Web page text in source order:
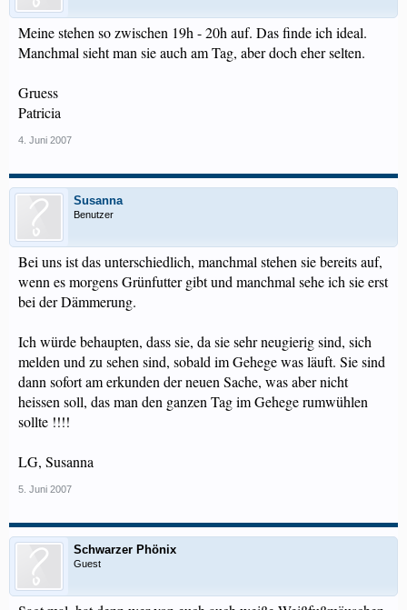
Meine stehen so zwischen 19h - 20h auf. Das finde ich ideal.
Manchmal sieht man sie auch am Tag, aber doch eher selten.
Gruess
Patricia
4. Juni 2007
Susanna
Benutzer
Bei uns ist das unterschiedlich, manchmal stehen sie bereits auf,
wenn es morgens Grünfutter gibt und manchmal sehe ich sie erst
bei der Dämmerung.
Ich würde behaupten, dass sie, da sie sehr neugierig sind, sich
melden und zu sehen sind, sobald im Gehege was läuft. Sie sind
dann sofort am erkunden der neuen Sache, was aber nicht
heissen soll, das man den ganzen Tag im Gehege rumwühlen
sollte !!!!
LG, Susanna
5. Juni 2007
Schwarzer Phönix
Guest